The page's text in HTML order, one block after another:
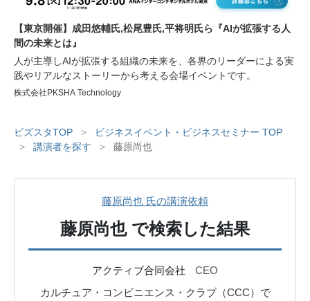
【東京開催】成田悠輔氏,松尾豊氏,平将明氏ら『AIが拡張する人
間の未来とは』
人が主導しAIが拡張する組織の未来を、各界のリーダーによる実
践やリアルなストーリーから考える会場イベントです。
株式会社PKSHA Technology
ビズスタTOP >
ビジネスイベント・ビジネスセミナー TOP
>
講演者を探す > 藤原尚也
藤原尚也 氏の講演依頼
藤原尚也で検索した結果
アクティブ合同会社
CEO
カルチュア・コンビニエンス・クラブ（CCC）で